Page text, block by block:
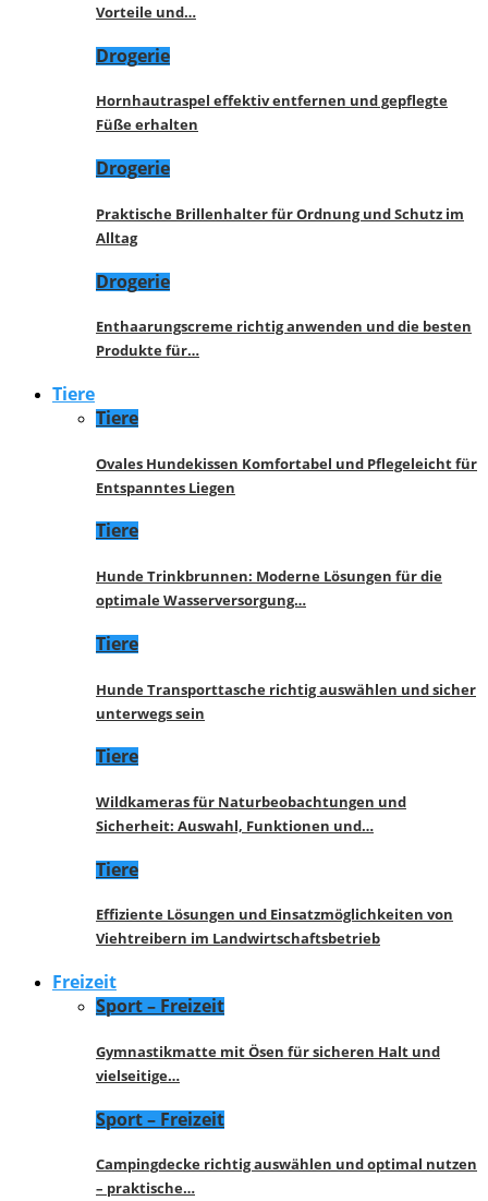
Vorteile und…
Drogerie
Hornhautraspel effektiv entfernen und gepflegte
Füße erhalten
Drogerie
Praktische Brillenhalter für Ordnung und Schutz im
Alltag
Drogerie
Enthaarungscreme richtig anwenden und die besten
Produkte für…
Tiere
Tiere
Ovales Hundekissen Komfortabel und Pflegeleicht für
Entspanntes Liegen
Tiere
Hunde Trinkbrunnen: Moderne Lösungen für die
optimale Wasserversorgung…
Tiere
Hunde Transporttasche richtig auswählen und sicher
unterwegs sein
Tiere
Wildkameras für Naturbeobachtungen und
Sicherheit: Auswahl, Funktionen und…
Tiere
Effiziente Lösungen und Einsatzmöglichkeiten von
Viehtreibern im Landwirtschaftsbetrieb
Freizeit
Sport – Freizeit
Gymnastikmatte mit Ösen für sicheren Halt und
vielseitige…
Sport – Freizeit
Campingdecke richtig auswählen und optimal nutzen
– praktische…